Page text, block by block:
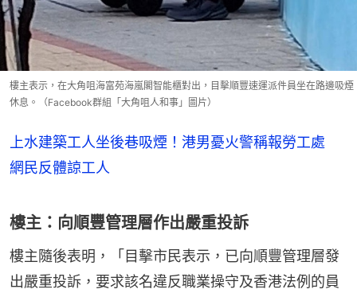
樓主表示，在大角咀海富苑海嵐閣智能櫃對出，目擊順豐速運派件員坐在路邊吸煙
休息。（Facebook群組「大角咀人和事」圖片）
上水建築工人坐後巷吸煙！港男憂火警稱報勞工處
網民反體諒工人
樓主：向順豐管理層作出嚴重投訴
樓主隨後表明，「目擊市民表示，已向順豐管理層發
出嚴重投訴，要求該名違反職業操守及香港法例的員